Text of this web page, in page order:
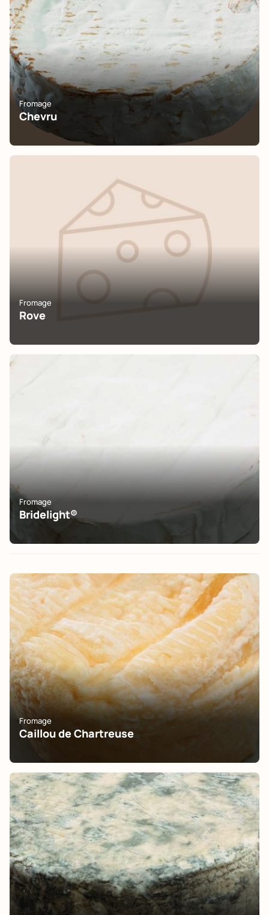
Fromage
Chevru
Fromage
Rove
Fromage
Bridelight®
Fromage
Caillou de Chartreuse